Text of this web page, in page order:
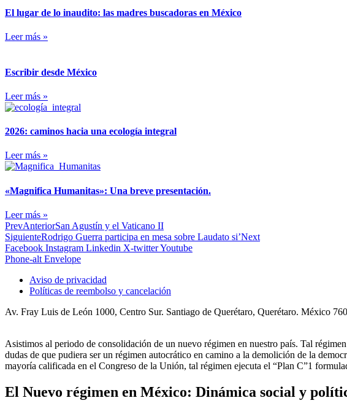
El lugar de lo inaudito: las madres buscadoras en México
Leer más »
Escribir desde México
Leer más »
2026: caminos hacia una ecología integral
Leer más »
«Magnifica Humanitas»: Una breve presentación.
Leer más »
PrevAnteriorSan Agustín y el Vaticano II
SiguienteRodrigo Guerra participa en mesa sobre Laudato si’Next
Facebook Instagram Linkedin X-twitterYoutube
Phone-alt Envelope
Aviso de privacidad
Políticas de reembolso y cancelación
Av. Fray Luis de León 1000, Centro Sur. Santiago de Querétaro, Querétaro. México
Asistimos al periodo de consolidación de un nuevo régimen en nuestro país. Tal
dudas de que pudiera ser un régimen autocrático en camino a la demolición de la
mayoría calificada en el Congreso de la Unión, tal régimen ejecuta el “Plan C”1
El Nuevo régimen en México: Dinámica social y